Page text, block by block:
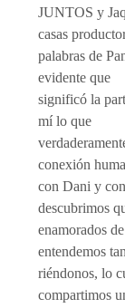
JUNTOS y
casas
palabras de
evidente que
significó la
mí lo que
conexión
con Dani y
descubrimos
enamorados
entendemos
riéndonos, lo
compartimos